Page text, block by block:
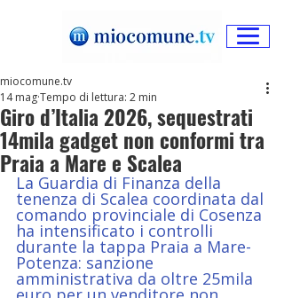
Giro d’Italia 2026, sequestrati
14mila gadget non conformi tra
Praia a Mare e Scalea
miocomune.tv
14 magTempo di lettura: 2 min
La Guardia di Finanza della
tenenza di Scalea coordinata dal
comando provinciale di Cosenza
ha intensificato i controlli
durante la tappa Praia a Mare-
Potenza: sanzione
amministrativa da oltre 25mila